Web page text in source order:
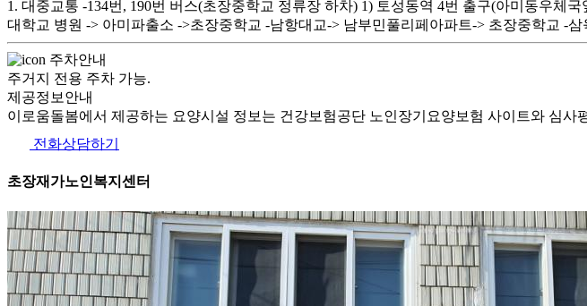
1. 대중교통 -134번, 190번 버스(초장중학교 정류장 하차) 1) 토성동역 4번 출구(아미동우체
대학교 병원 -> 아미파출소 ->초장중학교 -남항대교-> 남부민풀리페아파트-> 초장중학교 -
주차안내
주거지 전용 주차 가능.
제공정보안내
이로움돌봄에서 제공하는 요양시설 정보는 건강보험공단 노인장기요양보험 사이트와 심
전화상담하기
초장재가노인복지센터